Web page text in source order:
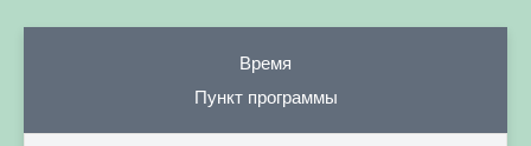
Время
Пункт программы